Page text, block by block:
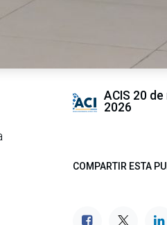
ACIS 20 de
2026
COMPARTIR ESTA